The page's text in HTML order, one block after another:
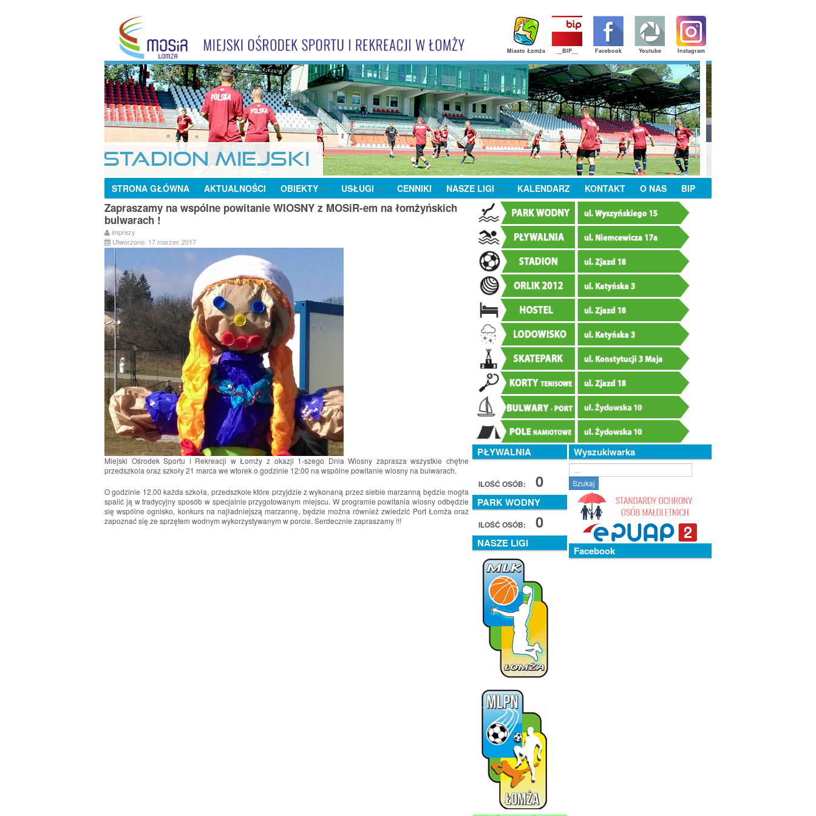
Instagram
Youtube
Facebook
__BIP__
Miasto Łomża
STRONA GŁÓWNA AKTUALNOŚCI OBIEKTY USŁUGI CENNIKI NASZE LIGI KALENDARZ KONTAKT O NAS BIP
Zapraszamy na wspólne powitanie WIOSNY z MOSiR-em na łomżyńskich
bulwarach !
imprezy
Utworzono: 17 marzec 2017
Miejski Ośrodek Sportu i Rekreacji w Łomży z okazji 1-szego Dnia Wiosny zaprasza wszystkie chętne
przedszkola oraz szkoły 21 marca we wtorek o godzinie 12:00 na wspólne powitanie wiosny na bulwarach.
O godzinie 12.00 każda szkoła, przedszkole które przyjdzie z wykonaną przez siebie marzanną będzie mogła
spalić ją w tradycyjny sposób w specjalnie przygotowanym miejscu. W programie powitania wiosny odbędzie
się wspólne ognisko, konkurs na najładniejszą marzannę, będzie można również zwiedzić Port Łomża oraz
zapoznać się ze sprzętem wodnym wykorzystywanym w porcie. Serdecznie zapraszamy !!!
PŁYWALNIA
ILOŚĆ OSÓB: 0
PARK WODNY
ILOŚĆ OSÓB: 0
NASZE LIGI
Wyszukiwarka
Szukaj
Facebook